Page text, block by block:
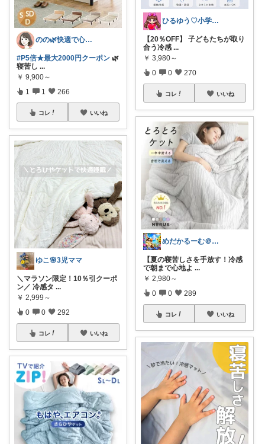
のの🌿快適で心地よい暮らし♡
#P5倍★最大2000円クーポン 🌿
寝苦し ...
￥ 9,900～
1 1 266
コレ いいね
ゆこ🌸3児ママ
＼マラソン限定！10％引クーポ
ン／ 冷感タ ...
￥ 2,999～
0 0 292
コレ いいね
ひるゆう♡小学生2児ママ
【20％OFF】 子どもたちが取り
合う冷感 ...
￥ 3,980～
0 0 270
コレ いいね
めだかるーむ＠ありがとうございます。
【夏の寝苦しさを手放す！冷感
で朝まで心地よ ...
￥ 2,980～
0 0 289
コレ いいね